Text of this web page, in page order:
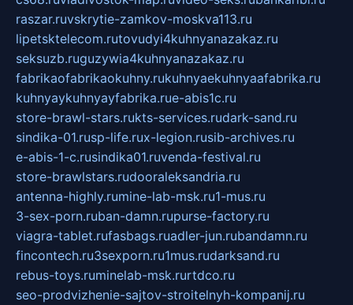
raszar.ruvskrytie-zamkov-moskva113.ru
lipetsktelecom.rutovudyi4kuhnyanazakaz.ru
seksuzb.ruguzywia4kuhnyanazakaz.ru
fabrikaofabrikaokuhny.rukuhnyaekuhnyaafabrika.ru
kuhnyaykuhnyayfabrika.rue-abis1c.ru
store-brawl-stars.rukts-services.rudark-sand.ru
sindika-01.rusp-life.rux-legion.rusib-archives.ru
e-abis-1-c.rusindika01.ruvenda-festival.ru
store-brawlstars.rudooraleksandria.ru
antenna-highly.rumine-lab-msk.ru1-mus.ru
3-sex-porn.ruban-damn.rupurse-factory.ru
viagra-tablet.rufasbags.ruadler-jun.rubandamn.ru
fincontech.ru3sexporn.ru1mus.rudarksand.ru
rebus-toys.ruminelab-msk.rurtdco.ru
seo-prodvizhenie-sajtov-stroitelnyh-kompanij.ru